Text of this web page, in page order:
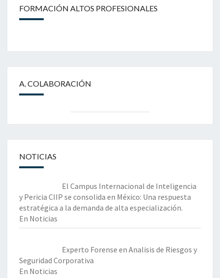
FORMACIÓN ALTOS PROFESIONALES
A. COLABORACIÓN
NOTICIAS
El Campus Internacional de Inteligencia
y Pericia CIIP se consolida en México: Una respuesta
estratégica a la demanda de alta especialización.
En Noticias
Experto Forense en Analisis de Riesgos y
Seguridad Corporativa
En Noticias